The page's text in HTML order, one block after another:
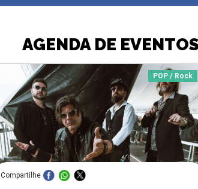
AGENDA DE
POP / Rock
Compartilhe